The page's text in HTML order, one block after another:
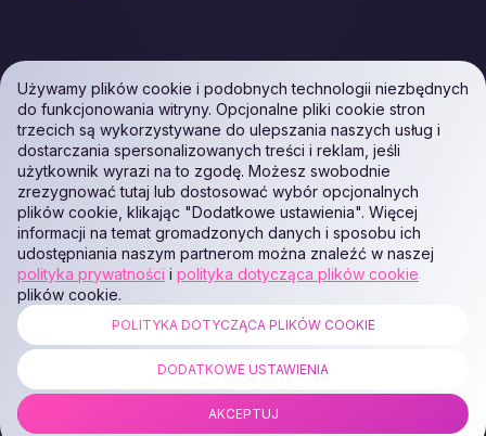
ALL RIGHTS RESERVED. Podaon SIA (Id: 40103450338) & WEEM TECH
LLC (Id: 2641101077454) & OMRO LLC (Id: 9701251087 /
1237700398374)
COPYRIGHT © 2014 —
Używamy plików cookie i podobnych technologii niezbędnych
do funkcjonowania witryny. Opcjonalne pliki cookie stron
trzecich są wykorzystywane do ulepszania naszych usług i
dostarczania spersonalizowanych treści i reklam, jeśli
użytkownik wyrazi na to zgodę. Możesz swobodnie
zrezygnować tutaj lub dostosować wybór opcjonalnych
plików cookie, klikając "Dodatkowe ustawienia". Więcej
informacji na temat gromadzonych danych i sposobu ich
udostępniania naszym partnerom można znaleźć w naszej
polityka prywatności i polityka dotycząca plików cookie
plików cookie.
POLITYKA DOTYCZĄCA PLIKÓW COOKIE
DODATKOWE USTAWIENIA
AKCEPTUJ